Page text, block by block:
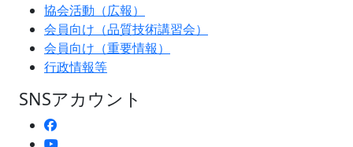
協会活動（広報）
会員向け（品質技術講習会）
会員向け（重要情報）
行政情報等
SNSアカウント